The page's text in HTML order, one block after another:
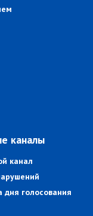
каналы
канал
дня голосования